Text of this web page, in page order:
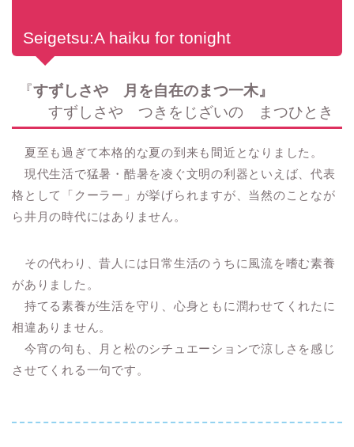
Seigetsu:A haiku for tonight
『すずしさや 月を自在のまつ一木』
すずしさや つきをじざいの まつひとき
夏至も過ぎて本格的な夏の到来も間近となりました。
現代生活で猛暑・酷暑を凌ぐ文明の利器といえば、代表
格として「クーラー」が挙げられますが、当然のことなが
ら井月の時代にはありません。
その代わり、昔人には日常生活のうちに風流を嗜む素養
がありました。
持てる素養が生活を守り、心身ともに潤わせてくれたに
相違ありません。
今宵の句も、月と松のシチュエーションで涼しさを感じ
させてくれる一句です。